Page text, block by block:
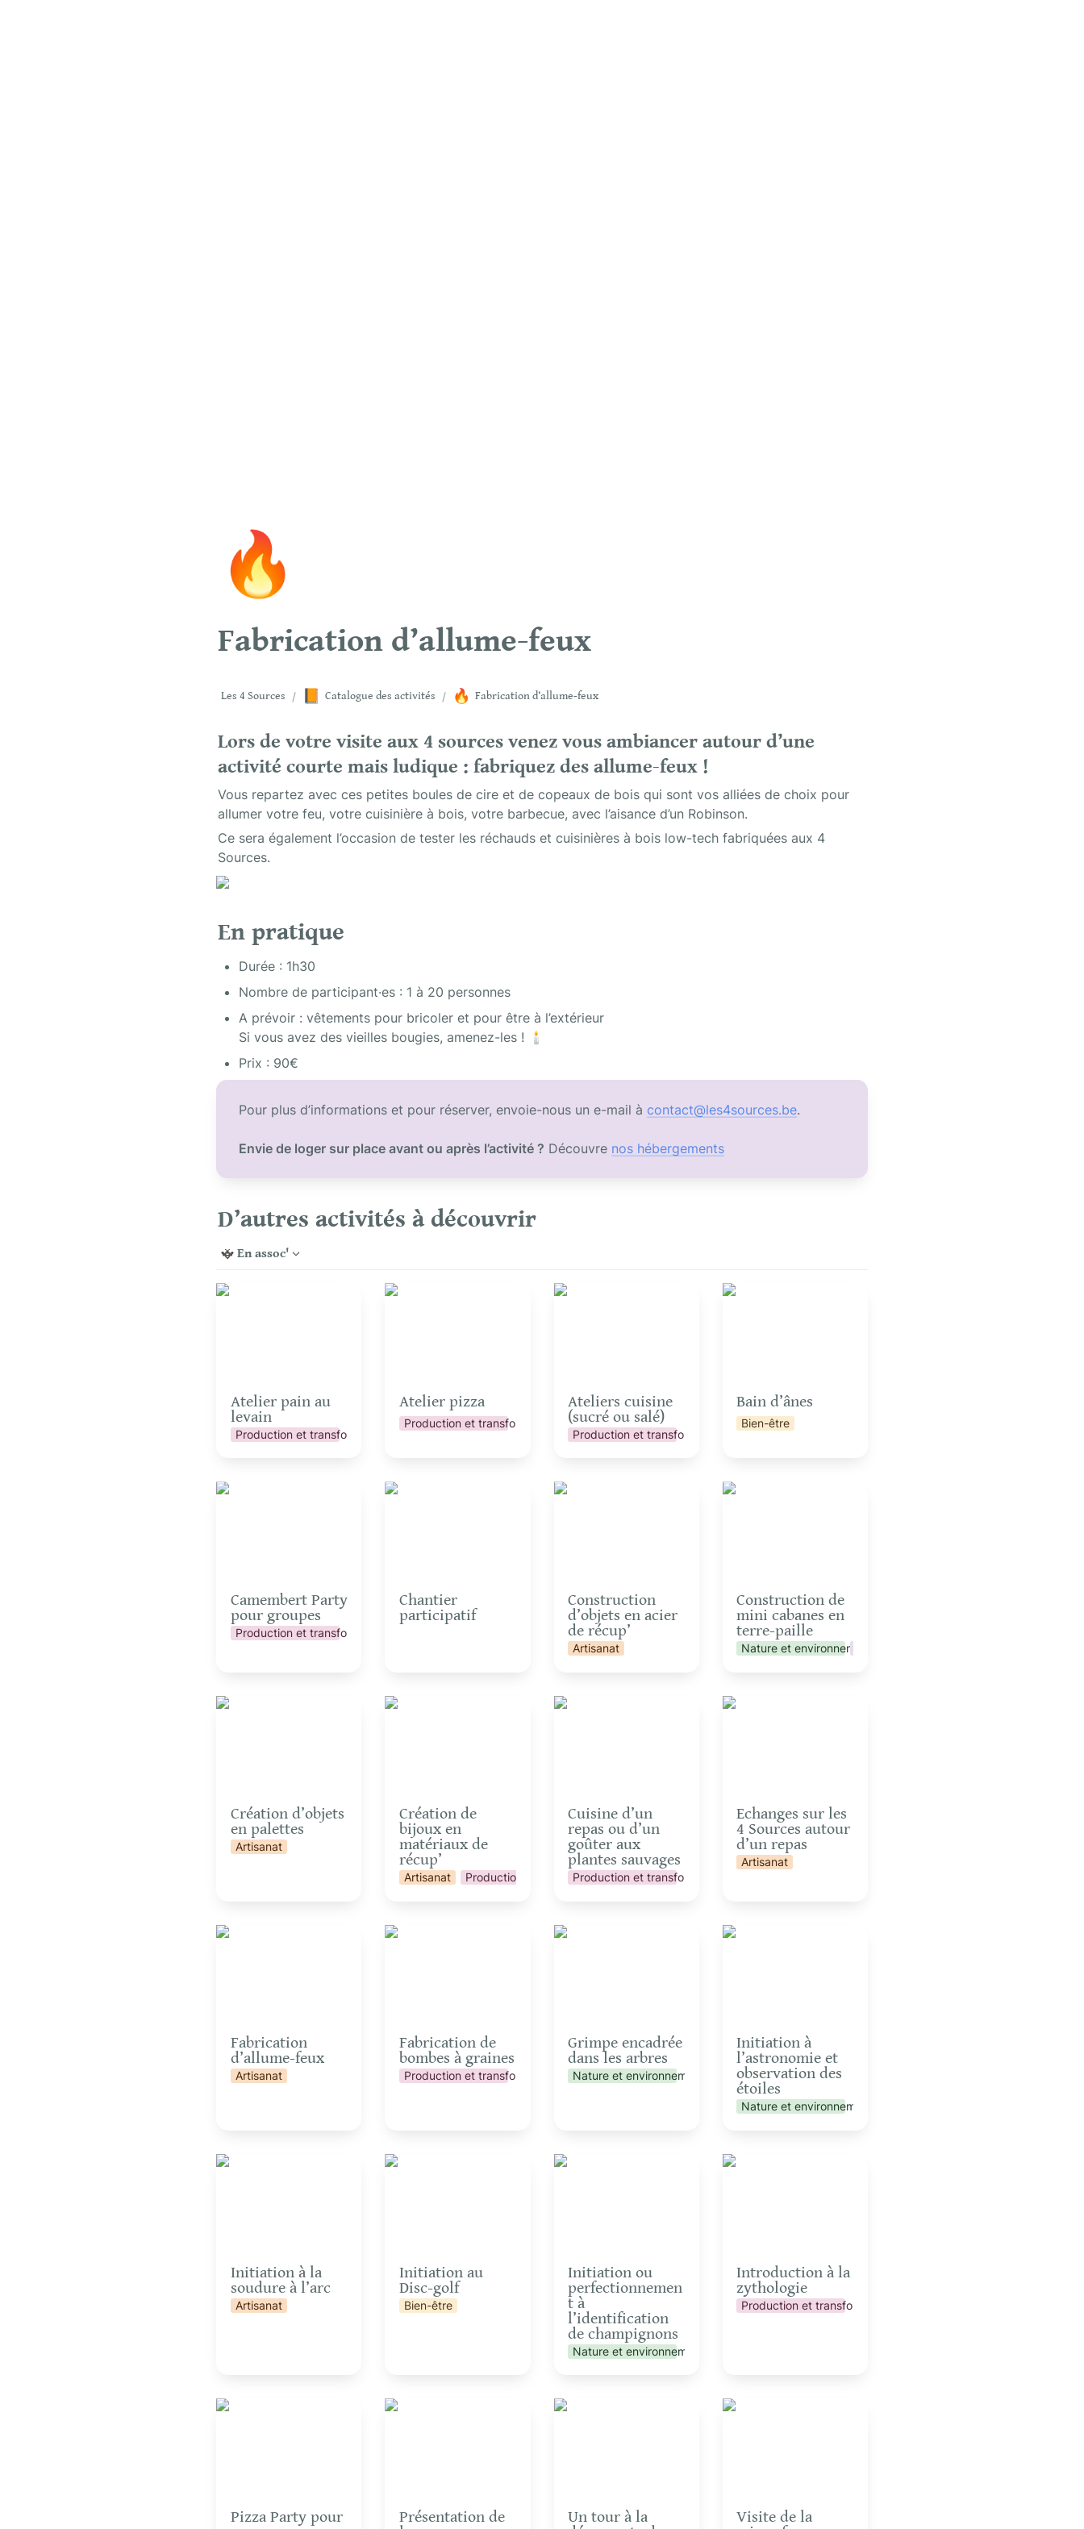
🔥
Fabrication d’allume-feux
Les 4 Sources / Catalogue des activités / 🔥 Fabrication d’allume-feux
Lors de votre visite aux 4 sources venez vous ambiancer autour d’une
activité courte mais ludique : fabriquez des allume-feux !
Vous repartez avec ces petites boules de cire et de copeaux de bois qui sont vos alliées de choix pour
allumer votre feu, votre cuisinière à bois, votre barbecue, avec l’aisance d’un Robinson.
Ce sera également l’occasion de tester les réchauds et cuisinières à bois low-tech fabriquées aux 4
Sources.
En pratique
Durée : 1h30
Nombre de participant·es : 1 à 20 personnes
A prévoir : vêtements pour bricoler et pour être à l’extérieur
Si vous avez des vieilles bougies, amenez-les ! 🕯️
Prix : 90€
Pour plus d’informations et pour réserver, envoie-nous un e-mail à contact@les4sources.be
Envie de loger sur place avant ou après l’activité ? Découvre nos hébergements
D’autres activités à découvrir
En assoc'
Atelier pain au levain
Atelier pain au
levain
Production et transformation
Atelier pizza
Atelier pizza
Production et transformation
Ateliers cuisine (sucré
Ateliers cuisine
(sucré ou salé)
Production et transformation
Bain d’ânes
Bain d’ânes
Bien-être
Camembert Party pour
Camembert Party
pour groupes
Production et transformation
Chantier participatif
Chantier
participatif
Construction d’objets
Construction
d’objets en acier
de récup’
Artisanat
Construction de mini
Construction de
mini cabanes en
terre-paille
Nature et environnement
Création d’objets en
Création d’objets
en palettes
Artisanat
Création de bijoux en
Création de
bijoux en
matériaux de
récup’
Artisanat Production et transformation
Cuisine d’un repas ou
Cuisine d’un
repas ou d’un
goûter aux
plantes sauvages
Production et transformation
Echanges sur les 4
Echanges sur les
4 Sources autour
d’un repas
Artisanat
Fabrication d’allume-
Fabrication
d’allume-feux
Artisanat
Fabrication de bombes
Fabrication de
bombes à graines
Production et transformation
Grimpe encadrée dans
Grimpe encadrée
dans les arbres
Nature et environnement
Initiation à l’astronomie
Initiation à
l’astronomie et
observation des
étoiles
Nature et environnement
Initiation à la soudure à
Initiation à la
soudure à l’arc
Artisanat
Initiation au Disc-golf
Initiation au
Disc-golf
Bien-être
Initiation ou
Initiation ou
perfectionnemen
t à
l’identification
de champignons
Nature et environnement
Introduction à la
Introduction à la
zythologie
Production et transformation
Pizza Party pour
Pizza Party pour
Présentation de la
Présentation de
Un tour à la
Un tour à la
Visite de la micro-
Visite de la